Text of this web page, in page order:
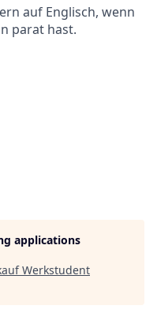
auf Englisch, wenn
parat hast.
applications
Werkstudent